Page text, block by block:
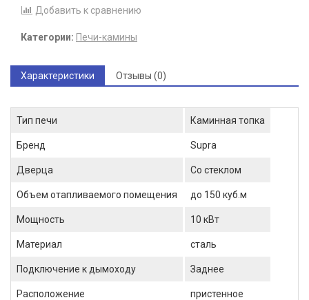
Добавить к сравнению
Категории: Печи-камины
Характеристики Отзывы (0)
Тип печи Каминная топка
Бренд Supra
Дверца Со стеклом
Объем отапливаемого помещения до 150 куб.м
Мощность 10 кВт
Материал сталь
Подключение к дымоходу Заднее
Расположение пристенное